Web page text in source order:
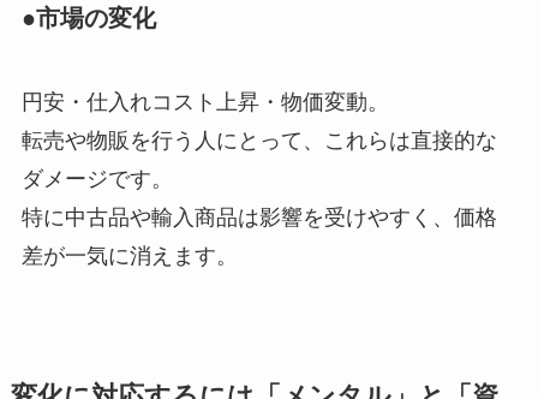
●市場の変化
円安・仕入れコスト上昇・物価変動。
転売や物販を行う人にとって、これらは直接的な
ダメージです。
特に中古品や輸入商品は影響を受けやすく、価格
差が一気に消えます。